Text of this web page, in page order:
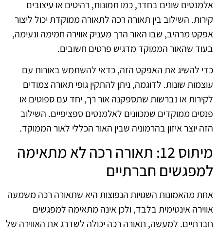
אלמנטים שונים בחדר, כמו תמונות, רהיטים או עיצובים
קירות. השילוב בין תאורה רכה לתאורה ממוקדת יכול ליצור
אפקט מרהיב, שבו האור הרך מעניק אווירה חמימה ונעימה,
בעוד שהאור הממוקד מדגיש פרטים חשובים.
כדי להשיג את האפקט הזה, כדאי להשתמש באורות עם
עוצמות שונות. לדוגמה, ניתן להתקין גופי תאורה צמודים
לקירות או נברשות שתספקנה אור רך, יחד עם ספוטים או
פנסים ממוקדים שמכוונים לאלמנטים ספציפיים. השילוב
הזה יוצר איזון בהרמוניה שבין האור הכללי לאור הממוקד.
מיתוס 12: תאורה רכה לא מתאימה
למפגשים חברתיים
אחת מהאמונות השגויות הנפוצות היא שתאורה רכה משמעה
אווירה אינטימית בלבד, ולכן אינה מתאימה למפגשים
חברתיים. למעשה, תאורה רכה יכולה לשדרג את האווירה של